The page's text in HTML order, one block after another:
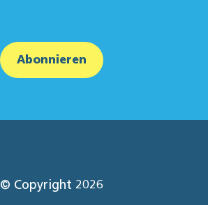
Abonnieren
© Copyright 2026